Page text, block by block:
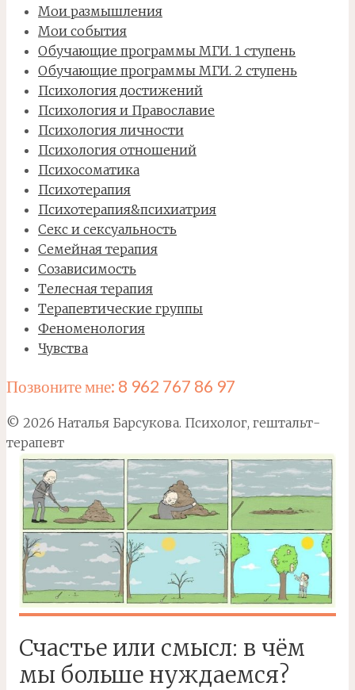
Мои размышления
Мои события
Обучающие программы МГИ. 1 ступень
Обучающие программы МГИ. 2 ступень
Психология достижений
Психология и Православие
Психология личности
Психология отношений
Психосоматика
Психотерапия
Психотерапия&психиатрия
Секс и сексуальность
Семейная терапия
Созависимость
Телесная терапия
Терапевтические группы
Феноменология
Чувства
Позвоните мне: 8 962 767 86 97
© 2026 Наталья Барсукова. Психолог, гештальт-
терапевт
Счастье или смысл: в чём
мы больше нуждаемся?